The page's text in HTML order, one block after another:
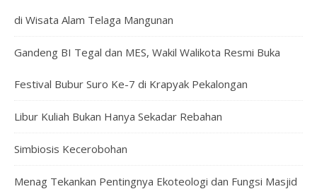
di Wisata Alam Telaga Mangunan
Gandeng BI Tegal dan MES, Wakil Walikota Resmi Buka
Festival Bubur Suro Ke-7 di Krapyak Pekalongan
Libur Kuliah Bukan Hanya Sekadar Rebahan
Simbiosis Kecerobohan
Menag Tekankan Pentingnya Ekoteologi dan Fungsi Masjid